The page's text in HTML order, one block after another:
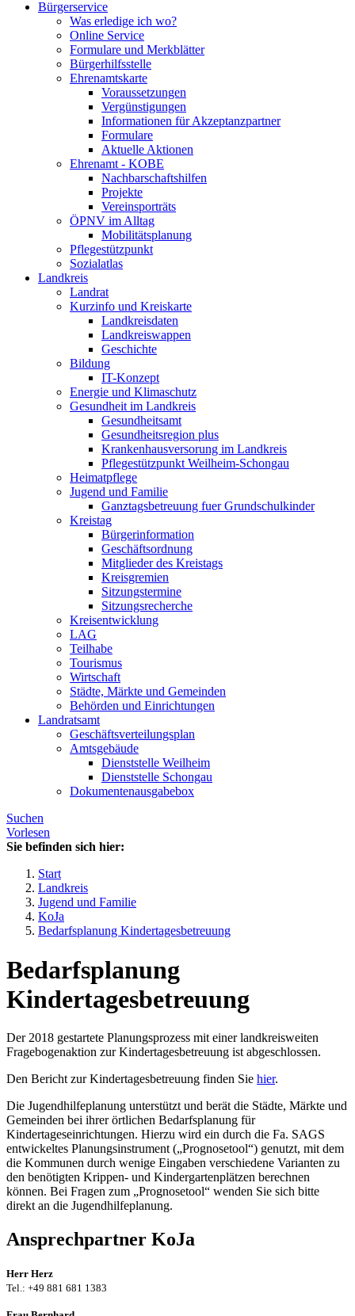
Bürgerservice
Was erledige ich wo?
Online Service
Formulare und Merkblätter
Bürgerhilfsstelle
Ehrenamtskarte
Voraussetzungen
Vergünstigungen
Informationen für Akzeptanzpartner
Formulare
Aktuelle Aktionen
Ehrenamt - KOBE
Nachbarschaftshilfen
Projekte
Vereinsporträts
ÖPNV im Alltag
Mobilitätsplanung
Pflegestützpunkt
Sozialatlas
Landkreis
Landrat
Kurzinfo und Kreiskarte
Landkreisdaten
Landkreiswappen
Geschichte
Bildung
IT-Konzept
Energie und Klimaschutz
Gesundheit im Landkreis
Gesundheitsamt
Gesundheitsregion plus
Krankenhausversorung im Landkreis
Pflegestützpunkt Weilheim-Schongau
Heimatpflege
Jugend und Familie
Ganztagsbetreuung fuer Grundschulkinder
Kreistag
Bürgerinformation
Geschäftsordnung
Mitglieder des Kreistags
Kreisgremien
Sitzungstermine
Sitzungsrecherche
Kreisentwicklung
LAG
Teilhabe
Tourismus
Wirtschaft
Städte, Märkte und Gemeinden
Behörden und Einrichtungen
Landratsamt
Geschäftsverteilungsplan
Amtsgebäude
Dienststelle Weilheim
Dienststelle Schongau
Dokumentenausgabebox
Suchen
Vorlesen
Sie befinden sich hier:
Start
Landkreis
Jugend und Familie
KoJa
Bedarfsplanung Kindertagesbetreuung
Bedarfsplanung
Kindertagesbetreuung
Der 2018 gestartete Planungsprozess mit einer landkreisweiten
Fragebogenaktion zur Kindertagesbetreuung ist abgeschlossen.
Den Bericht zur Kindertagesbetreuung finden Sie hier.
Die Jugendhilfeplanung unterstützt und berät die Städte, Märkte und
Gemeinden bei ihrer örtlichen Bedarfsplanung für
Kindertageseinrichtungen. Hierzu wird ein durch die Fa. SAGS
entwickeltes Planungsinstrument („Prognosetool“) genutzt, mit dem
die Kommunen durch wenige Eingaben verschiedene Varianten zu
den benötigten Krippen- und Kindergartenplätzen berechnen
können. Bei Fragen zum „Prognosetool“ wenden Sie sich bitte
direkt an die Jugendhilfeplanung.
Ansprechpartner KoJa
Herr Herz
Tel.: +49 881 681 1383